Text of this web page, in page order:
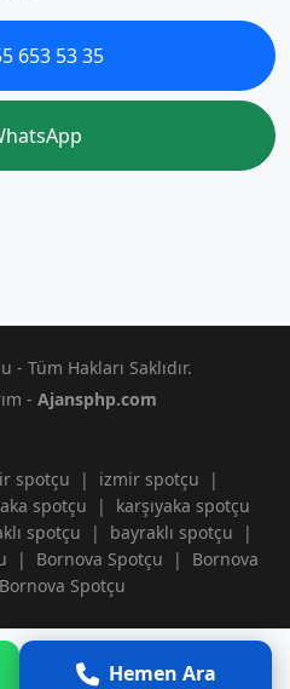
653 53 35
Tüm Hakları Saklıdır.
- Ajansphp.com
spotçu | izmir spotçu
|
spotçu |
karşıyaka spotçu
spotçu | bayraklı spotçu
|
| Bornova Spotçu |
Bornova
Bornova Spotçu